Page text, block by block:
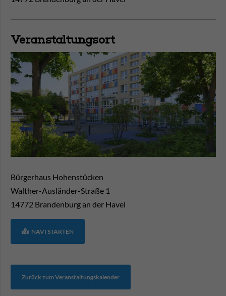
Veranstaltungsort
Bürgerhaus Hohenstücken
Walther-Ausländer-Straße 1
14772 Brandenburg an der Havel
NAVI STARTEN
Zurück zum Veranstaltungskalender